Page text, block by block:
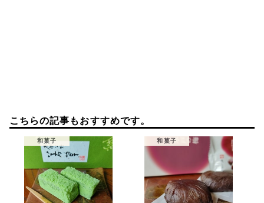
こちらの記事もおすすめです。
和菓子 和菓子